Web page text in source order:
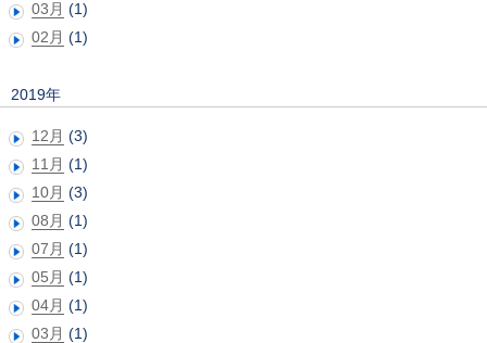
03月 (1)
02月 (1)
2019年
12月 (3)
11月 (1)
10月 (3)
08月 (1)
07月 (1)
05月 (1)
04月 (1)
03月 (1)